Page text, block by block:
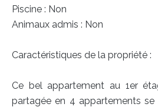
Piscine : Non
Animaux admis : Non
Caractéristiques de la propriété :
Ce bel appartement au 1er
partagée en 4 appartements